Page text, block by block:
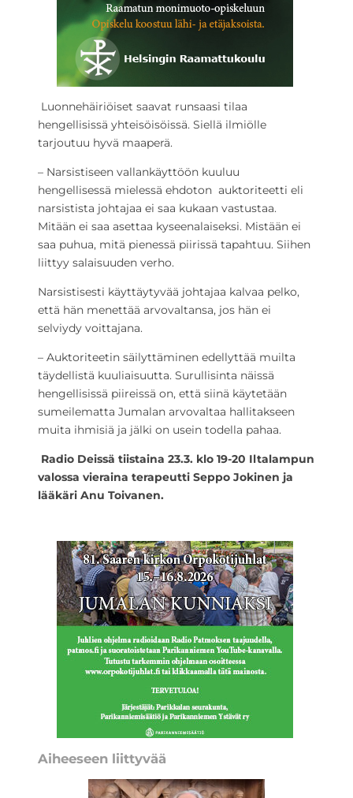
Luonnehäiriöiset saavat runsaasi tilaa
hengellisissä yhteisöisöissä. Siellä ilmiölle
tarjoutuu hyvä maaperä.
– Narsistiseen vallankäyttöön kuuluu
hengellisessä mielessä ehdoton auktoriteetti eli
narsistista johtajaa ei saa kukaan vastustaa.
Mitään ei saa asettaa kyseenalaiseksi. Mistään ei
saa puhua, mitä pienessä piirissä tapahtuu. Siihen
liittyy salaisuuden verho.
Narsistisesti käyttäytyvää johtajaa kalvaa pelko,
että hän menettää arvovaltansa, jos hän ei
selviydy voittajana.
– Auktoriteetin säilyttäminen edellyttää muilta
täydellistä kuuliaisuutta. Surullisinta näissä
hengellisissä piireissä on, että siinä käytetään
sumeilematta Jumalan arvovaltaa hallitakseen
muita ihmisiä ja jälki on usein todella pahaa.
Radio Deissä tiistaina 23.3. klo 19-20 Iltalampun
valossa vieraina terapeutti Seppo Jokinen ja
lääkäri Anu Toivanen.
Aiheeseen liittyvää